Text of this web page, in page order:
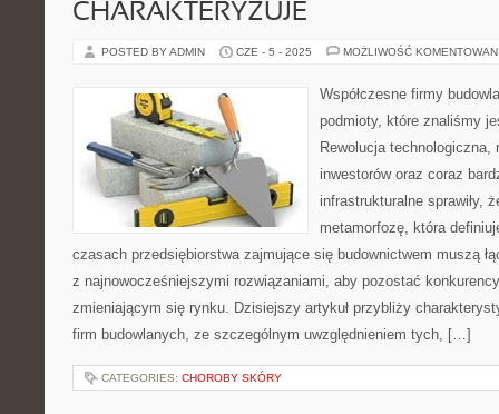
CHARAKTERYZUJE
POSTED BY ADMIN CZE - 5 - 2025 MOŻLIWOŚĆ
Współczesne firmy
podmioty, które znaliśmy
Rewolucja technologiczna,
inwestorów oraz coraz
infrastrukturalne sprawiły,
metamorfozę, która
czasach przedsiębiorstwa zajmujące się budownictwem muszą
z najnowocześniejszymi rozwiązaniami, aby pozostać
zmieniającym się rynku. Dzisiejszy artykuł przybliży
firm budowlanych, ze szczególnym uwzględnieniem tych, […]
CATEGORIES: CHOROBY SKÓRY